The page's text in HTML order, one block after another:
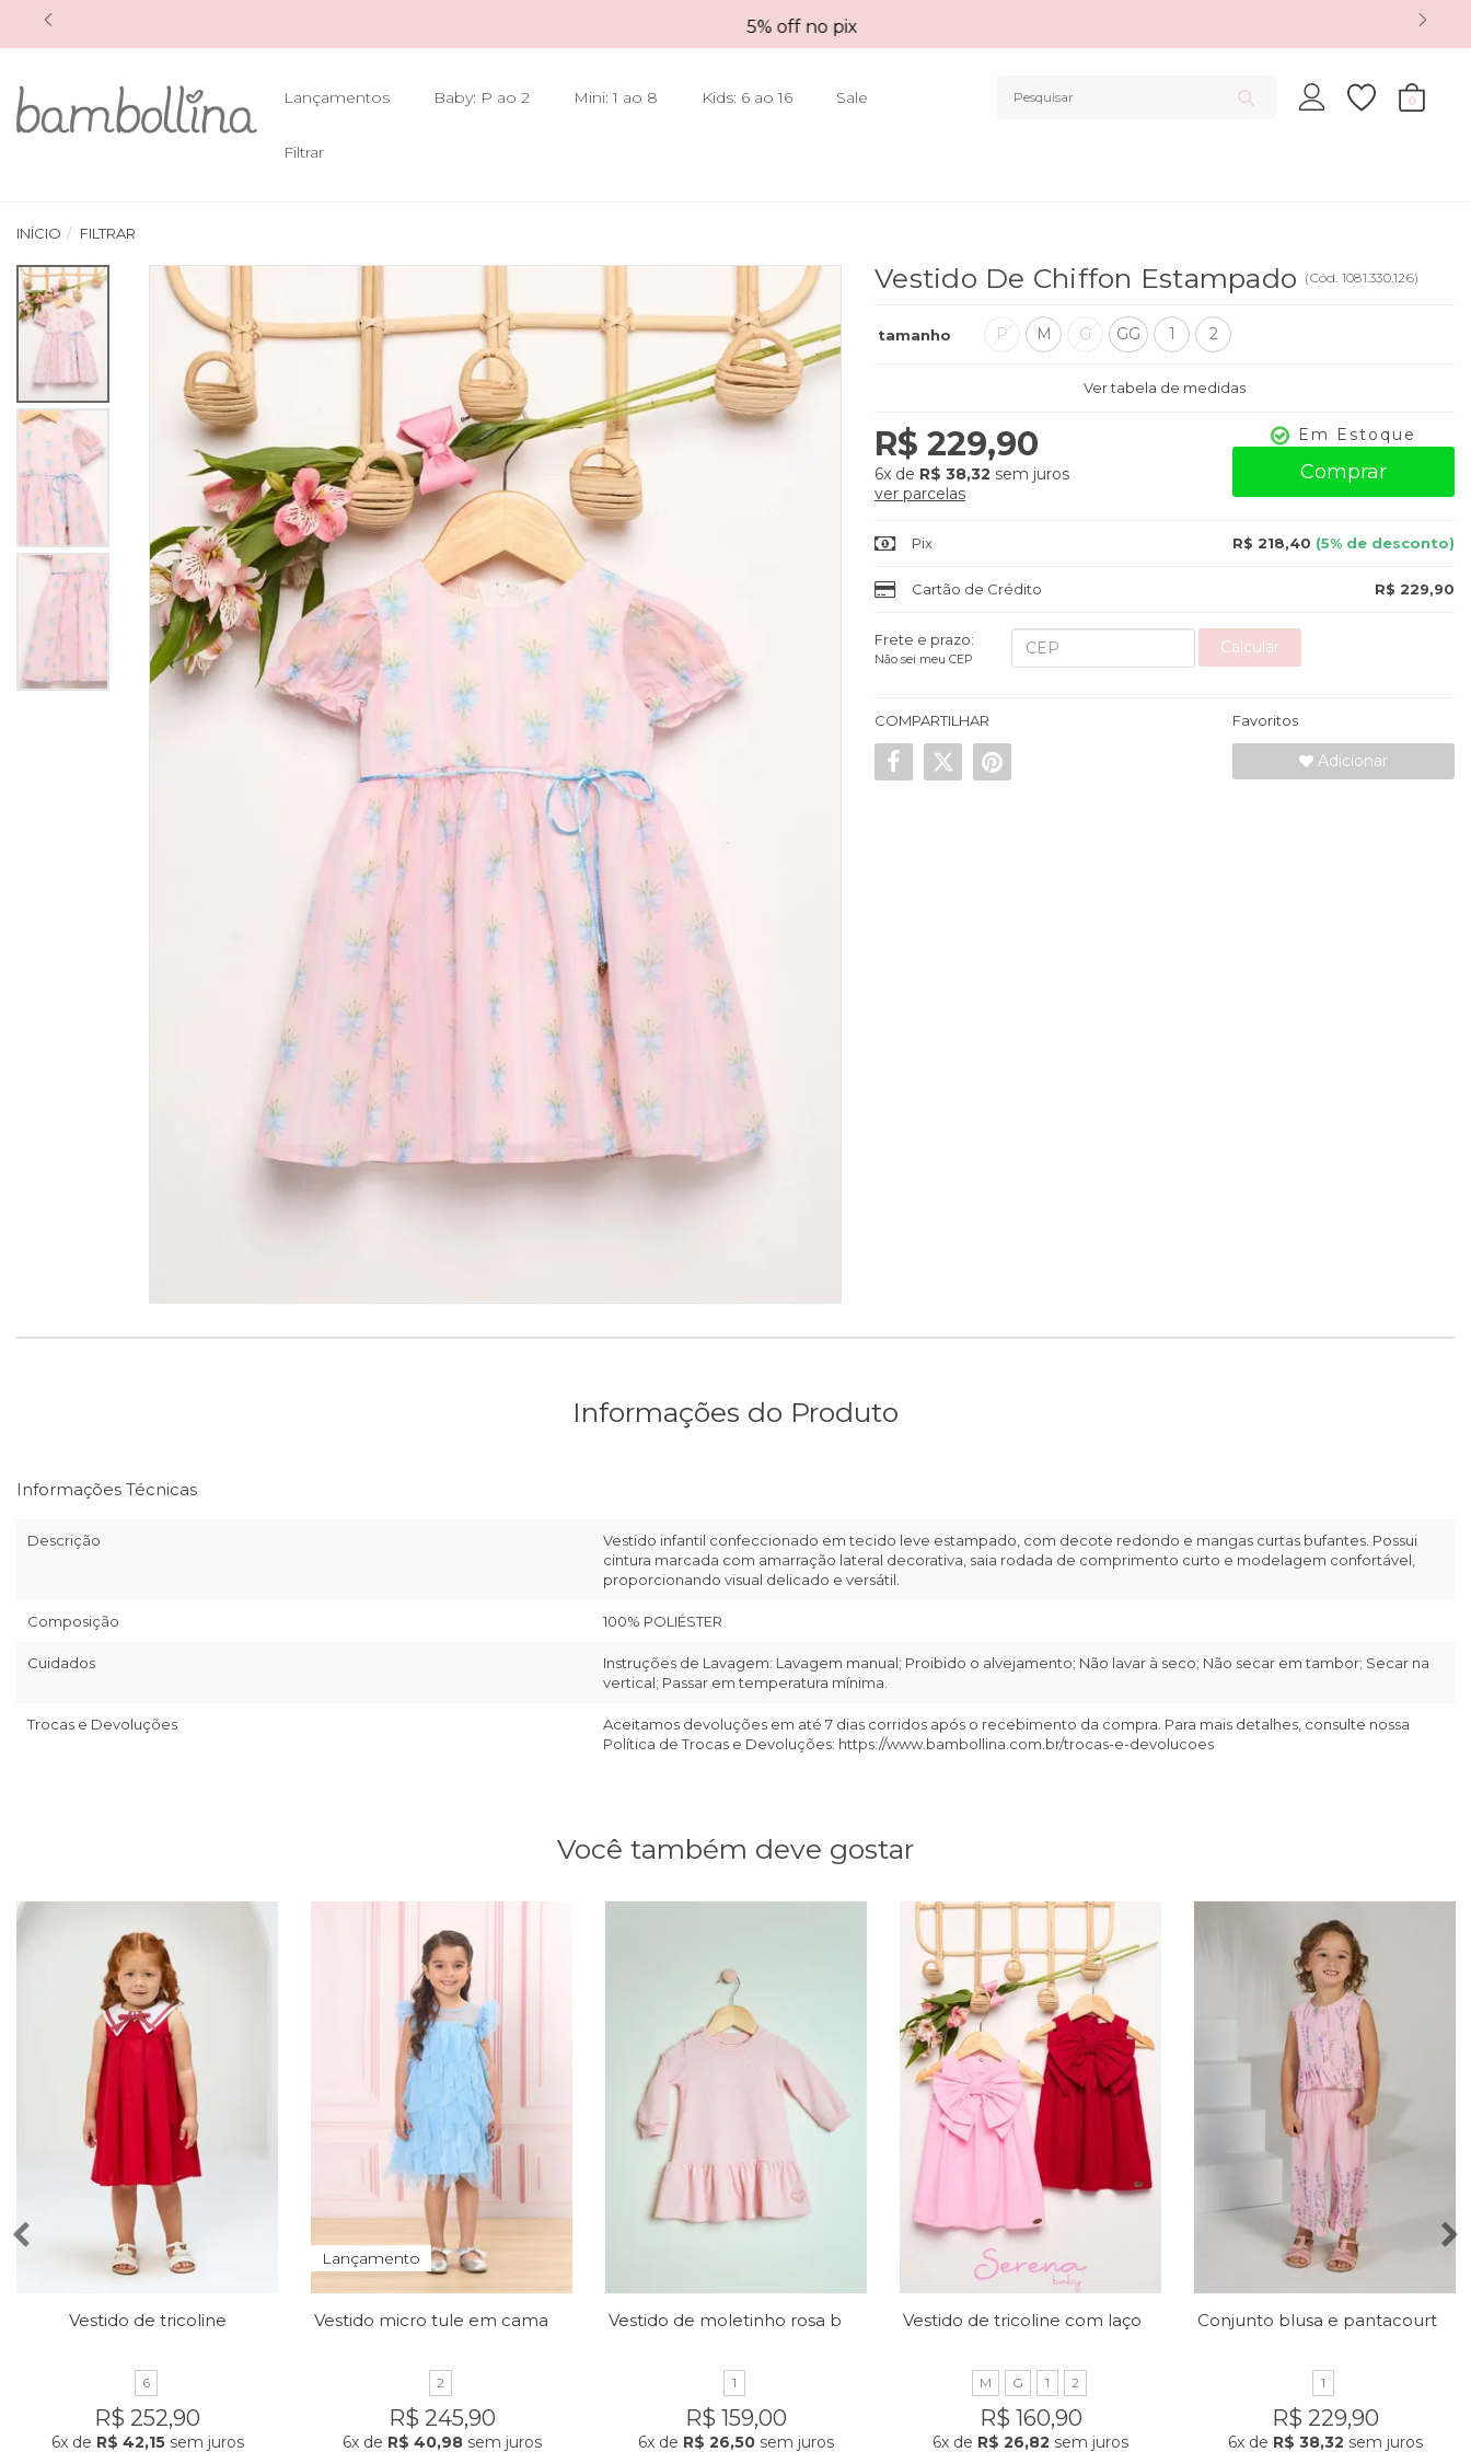
5% off no pix
Lançamentos Baby: P ao 2 Mini: 1 ao 8 Kids: 6 ao 16 Sale
Filtrar
0
INÍCIO FILTRAR
Vestido De Chiffon Estampado (Cód. 1081.330.126)
tamanho P M G GG 1 2
Ver tabela de medidas
R$ 229,90
6x de R$ 38,32 sem juros
ver parcelas
Em Estoque
Comprar
Pix R$ 218,40 (5% de desconto)
Cartão de Crédito R$ 229,90
Frete e prazo:
Não sei meu CEP
Calcular
COMPARTILHAR Favoritos
Adicionar
Informações do Produto
Informações Técnicas
Descrição
Vestido infantil confeccionado em tecido leve estampado, com decote redondo e mangas curtas bufantes. Possui
cintura marcada com amarração lateral decorativa, saia rodada de comprimento curto e modelagem confortável,
proporcionando visual delicado e versátil.
Composição 100% POLIÉSTER
Cuidados
Instruções de Lavagem: Lavagem manual; Proibido o alvejamento; Não lavar à seco; Não secar em tambor; Secar na
vertical; Passar em temperatura mínima.
Trocas e Devoluções
Aceitamos devoluções em até 7 dias corridos após o recebimento da compra. Para mais detalhes, consulte nossa
Política de Trocas e Devoluções: https://www.bambollina.com.br/trocas-e-devolucoes
Você também deve gostar
Vestido de tricoline
6
R$ 252,90
6xde R$ 42,15sem juros
Lançamento
2
R$ 245,90
6xde R$ 40,98sem juros
1
R$ 159,00
6x de R$ 26,50 sem juros
M G 1 2
R$ 160,90
6x de R$ 26,82 sem juros
1
R$ 229,90
6xde R$ 38,32 sem juros